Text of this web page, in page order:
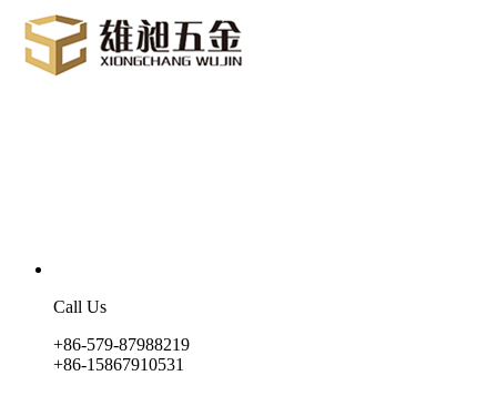
Call Us
+86-579-87988219
+86-15867910531